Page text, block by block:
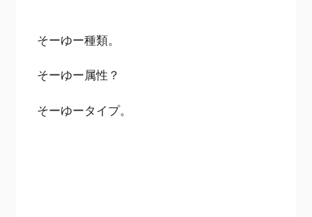
そーゆー種類。
そーゆー属性？
そーゆータイプ。